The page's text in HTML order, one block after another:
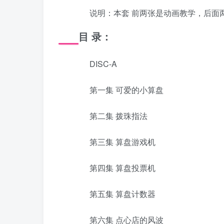
说明：本套 前两张是动画教学，后面
目 录：
DISC-A
第一集 可爱的小算盘
第二集 拨珠指法
第三集 算盘游戏机
第四集 算盘投票机
第五集 算盘计数器
第六集 点心店的风波